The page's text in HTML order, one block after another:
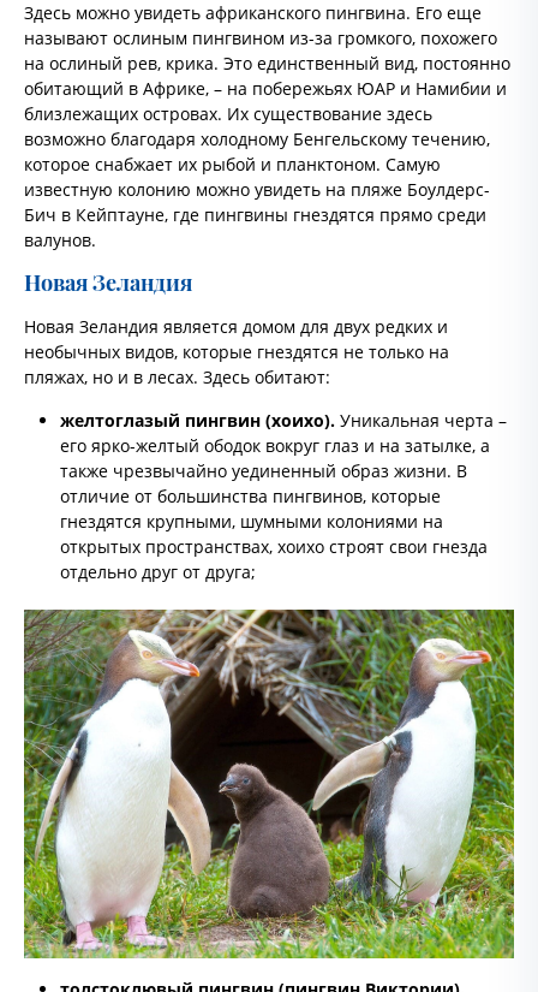
Здесь можно увидеть африканского пингвина. Его еще
называют ослиным пингвином из-за громкого, похожего
на ослиный рев, крика. Это единственный вид, постоянно
обитающий в Африке, – на побережьях ЮАР и Намибии и
близлежащих островах. Их существование здесь
возможно благодаря холодному Бенгельскому течению,
которое снабжает их рыбой и планктоном. Самую
известную колонию можно увидеть на пляже Боулдерс-
Бич в Кейптауне, где пингвины гнездятся прямо среди
валунов.
Новая Зеландия
Новая Зеландия является домом для двух редких и
необычных видов, которые гнездятся не только на
пляжах, но и в лесах. Здесь обитают:
желтоглазый пингвин (хоихо). Уникальная черта –
его ярко-желтый ободок вокруг глаз и на затылке, а
также чрезвычайно уединенный образ жизни. В
отличие от большинства пингвинов, которые
гнездятся крупными, шумными колониями на
открытых пространствах, хоихо строят свои гнезда
отдельно друг от друга;